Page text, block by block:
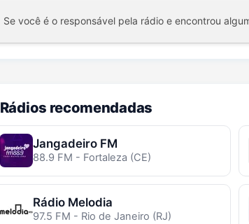
Se você é o responsável pela rádio e encontrou
Rádios recomendadas
Jangadeiro FM
88.9 FM - Fortaleza (CE)
Rádio Melodia
97.5 FM - Rio de Janeiro (RJ)